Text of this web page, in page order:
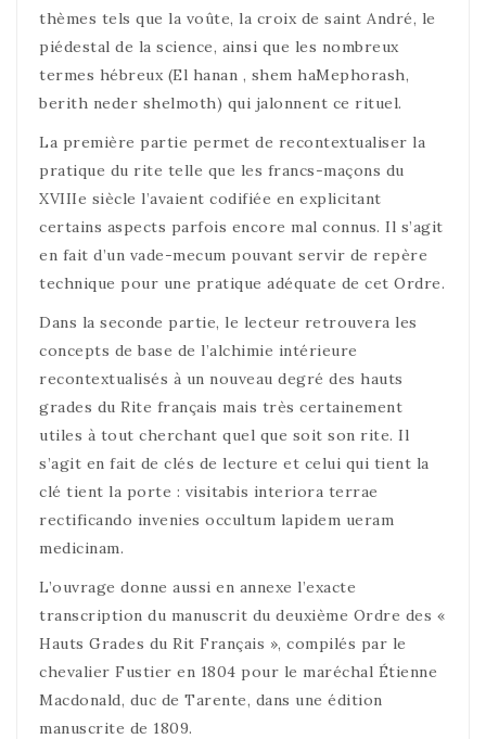
thèmes tels que la voûte, la croix de saint André, le
piédestal de la science, ainsi que les nombreux
termes hébreux (El hanan , shem haMephorash,
berith neder shelmoth) qui jalonnent ce rituel.
La première partie permet de recontextualiser la
pratique du rite telle que les francs-maçons du
XVIIIe siècle l’avaient codifiée en explicitant
certains aspects parfois encore mal connus. Il s’agit
en fait d’un vade-mecum pouvant servir de repère
technique pour une pratique adéquate de cet Ordre.
Dans la seconde partie, le lecteur retrouvera les
concepts de base de l’alchimie intérieure
recontextualisés à un nouveau degré des hauts
grades du Rite français mais très certainement
utiles à tout cherchant quel que soit son rite. Il
s’agit en fait de clés de lecture et celui qui tient la
clé tient la porte : visitabis interiora terrae
rectificando invenies occultum lapidem ueram
medicinam.
L’ouvrage donne aussi en annexe l’exacte
transcription du manuscrit du deuxième Ordre des «
Hauts Grades du Rit Français », compilés par le
chevalier Fustier en 1804 pour le maréchal Étienne
Macdonald, duc de Tarente, dans une édition
manuscrite de 1809.